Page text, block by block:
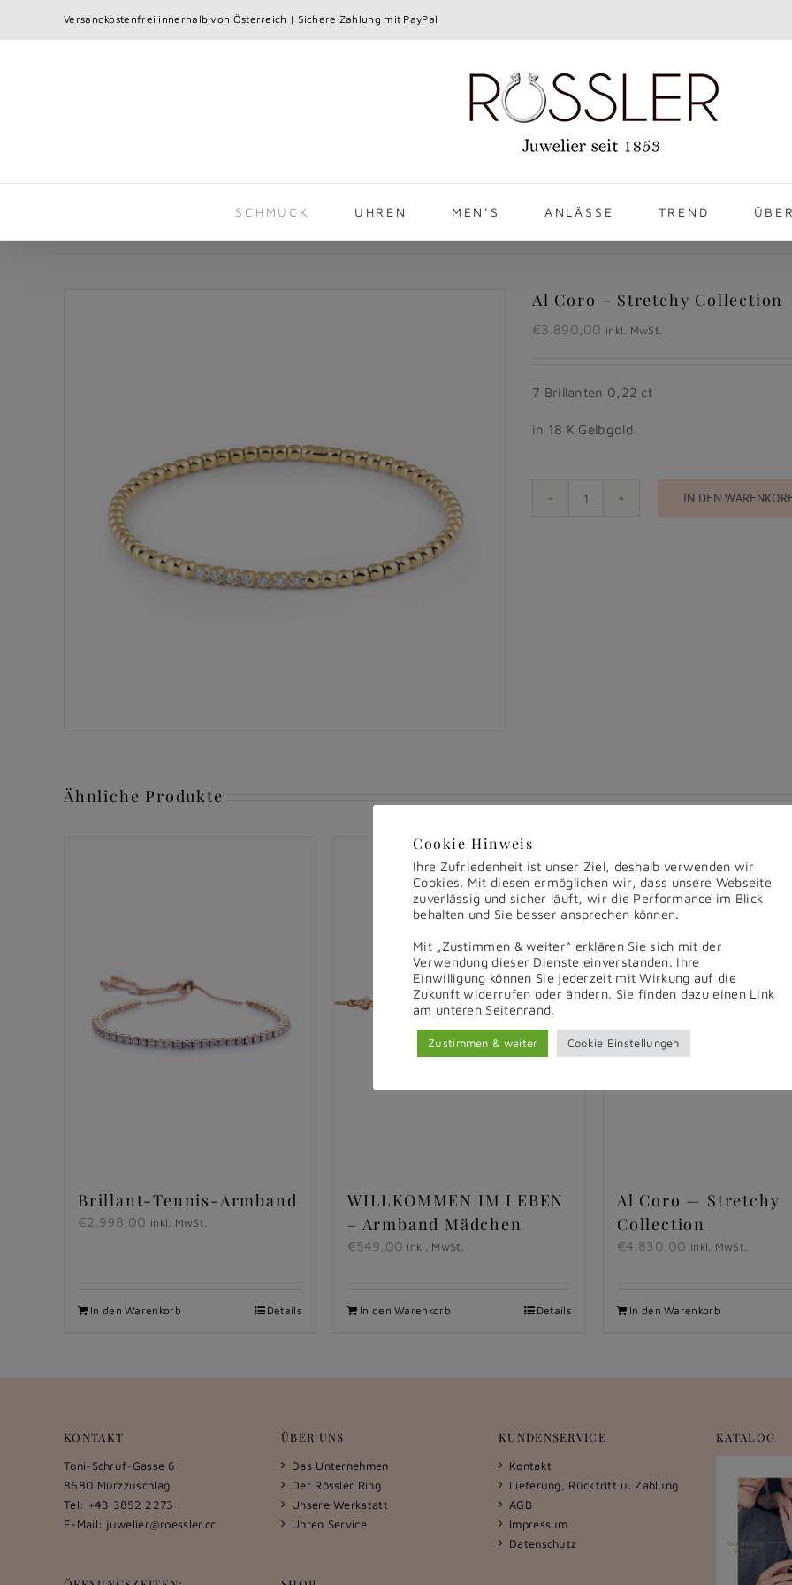
Versandkostenfrei innerhalb von Österreich | Sichere Zahlung mit PayPal
SCHMUCK UHREN MEN’S ANLÄSSE TREND
Al Coro – Stretchy Collection
€3.890,00 inkl. MwSt.
7 Brillanten 0,22 ct
in 18 K Gelbgold
Al
IN DEN
Ähnliche Produkte
Brillant-Tennis-Armband
€2.998,00 inkl. MwSt.
In den Warenkorb Details
WILLKOMMEN IM LEBEN
– Armband Mädchen
€549,00 inkl. MwSt.
In den Warenkorb Details
Al Coro — Stretchy
Collection
€4.830,00 inkl. MwSt.
In den Warenkorb
KONTAKT
Toni-Schruf-Gasse 6
8680 Mürzzuschlag
Tel: +43 3852 2273
E-Mail: juwelier@roessler.cc
ÜBER UNS
Das Unternehmen
Der Rössler Ring
Unsere Werkstatt
Uhren Service
KUNDENSERVICE
Kontakt
Lieferung, Rücktritt u. Zahlung
AGB
Impressum
Datenschutz
KATALOG
Cookie Hinweis
Ihre Zufriedenheit ist unser Ziel, deshalb verwenden wir
Cookies. Mit diesen ermöglichen wir, dass unsere Webseite
zuverlässig und sicher läuft, wir die Performance im Blick
behalten und Sie besser ansprechen können.
Mit „Zustimmen & weiter“ erklären Sie sich mit der
Verwendung dieser Dienste einverstanden. Ihre
Einwilligung können Sie jederzeit mit Wirkung auf die
Zukunft widerrufen oder ändern. Sie finden dazu einen Link
am unteren Seitenrand.
Zustimmen & weiter Cookie Einstellungen